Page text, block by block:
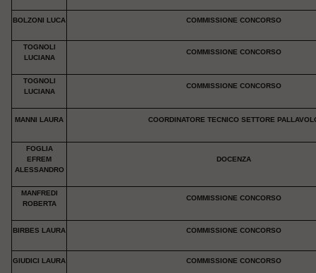
BOLZONI LUCA COMMISSIONE CONCORSO
TOGNOLI
LUCIANA
COMMISSIONE CONCORSO
TOGNOLI
LUCIANA
COMMISSIONE CONCORSO
MANNI LAURA COORDINATORE TECNICO SETTORE
FOGLIA
EFREM
ALESSANDRO
DOCENZA
MANFREDI
ROBERTA
COMMISSIONE CONCORSO
BIRBES LAURA COMMISSIONE CONCORSO
GIUDICI LAURA COMMISSIONE CONCORSO